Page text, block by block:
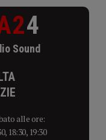
4
Sound
alle ore:
18:30, 19:30